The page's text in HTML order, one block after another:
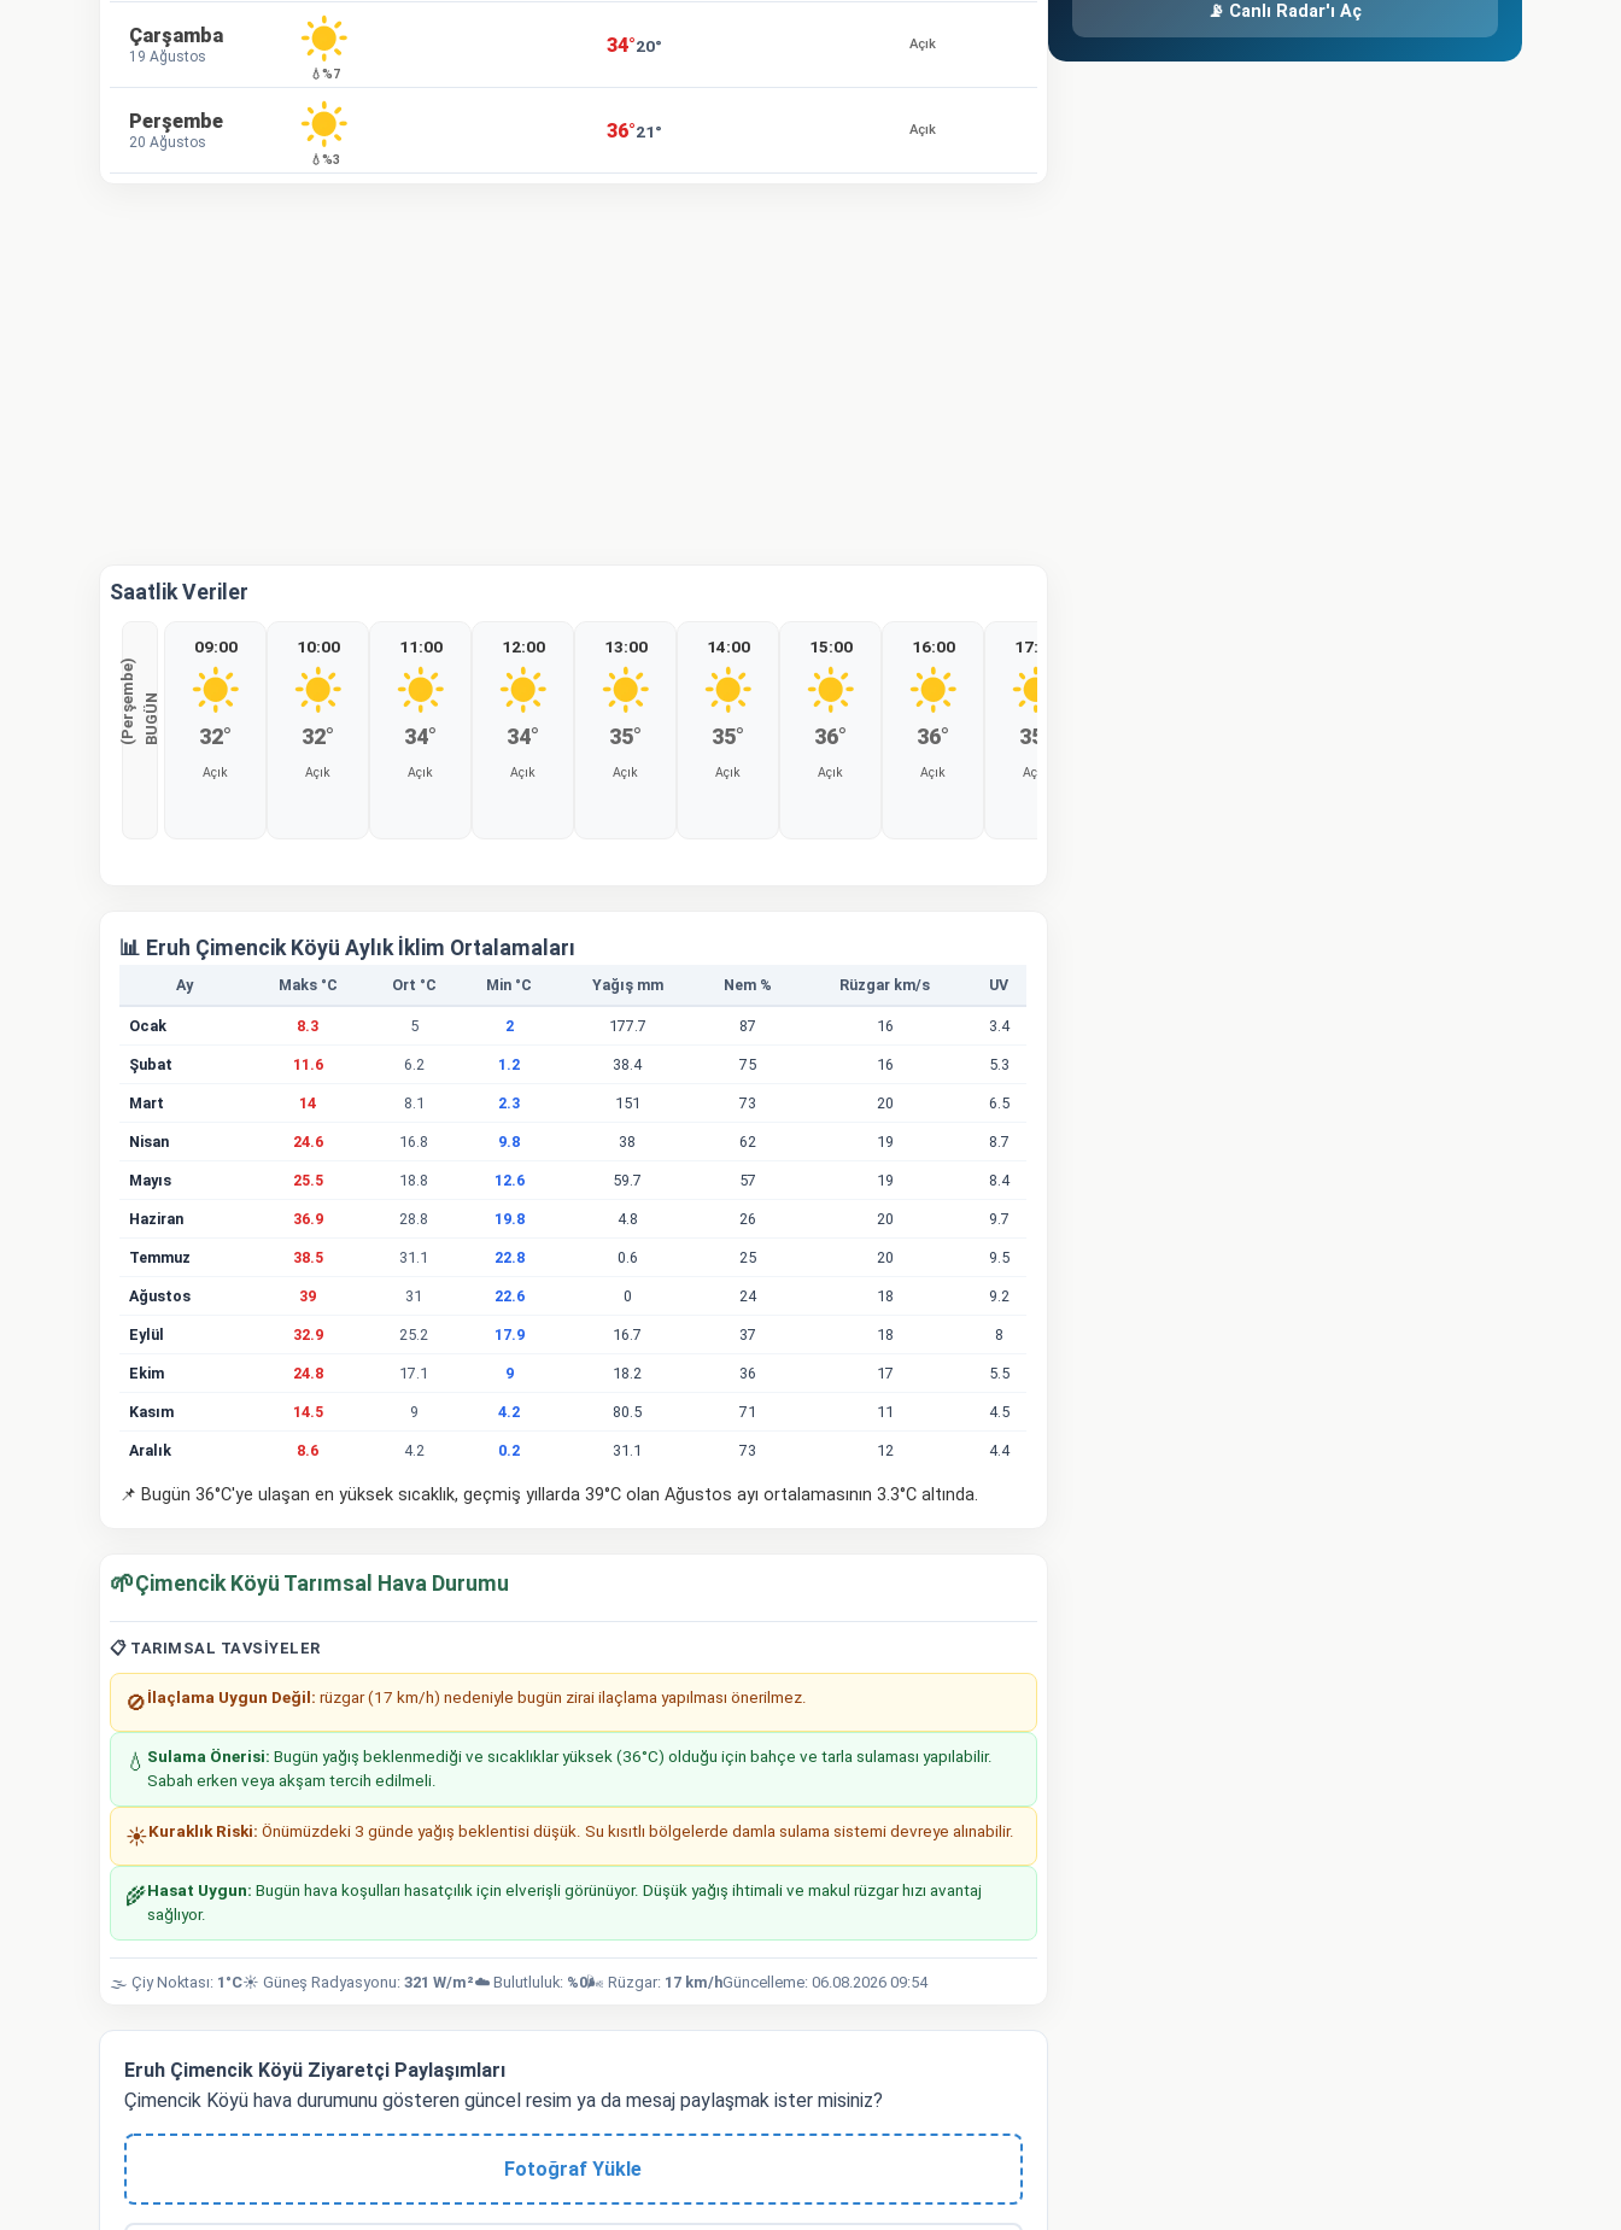
Çarşamba
19 Ağustos
💧%7
34°20° Açık
Perşembe
20 Ağustos
💧%3
36°21° Açık
Saatlik Veriler
B
U
G
Ü
N
(
P
e
r
ş
e
m
b
e
)
09:00
32°
Açık
10:00
32°
Açık
11:00
34°
Açık
12:00
34°
Açık
13:00
35°
Açık
14:00
35°
Açık
15:00
36°
Açık
16:00
36°
Açık
17:00
35°
Açık
📊 Eruh Çimencik Köyü Aylık İklim Ortalamaları
Ay Maks °C Ort °C Min °C Yağış mm Nem % Rüzgar km/s UV
Ocak 8.3 5 2 177.7 87 16 3.4
Şubat 11.6 6.2 1.2 38.4 75 16 5.3
Mart 14 8.1 2.3 151 73 20 6.5
Nisan 24.6 16.8 9.8 38 62 19 8.7
Mayıs 25.5 18.8 12.6 59.7 57 19 8.4
Haziran 36.9 28.8 19.8 4.8 26 20 9.7
Temmuz 38.5 31.1 22.8 0.6 25 20 9.5
Ağustos 39 31 22.6 0 24 18 9.2
Eylül 32.9 25.2 17.9 16.7 37 18 8
Ekim 24.8 17.1 9 18.2 36 17 5.5
Kasım 14.5 9 4.2 80.5 71 11 4.5
Aralık 8.6 4.2 0.2 31.1 73 12 4.4
📌 Bugün 36°C'ye ulaşan en yüksek sıcaklık, geçmiş yıllarda 39°C olan Ağustos ayı ortalamasının 3.3°C altında.
🌱Çimencik Köyü Tarımsal Hava Durumu
📋 TARIMSAL TAVSIYELER
🚫 İlaçlama Uygun Değil: rüzgar (17 km/h) nedeniyle bugün zirai ilaçlama yapılması önerilmez.
💧 Sulama Önerisi: Bugün yağış beklenmediği ve sıcaklıklar yüksek (36°C) olduğu için bahçe ve tarla sulaması yapılabilir.
Sabah erken veya akşam tercih edilmeli.
☀️Kuraklık Riski: Önümüzdeki 3 günde yağış beklentisi düşük. Su kısıtlı bölgelerde damla sulama sistemi devreye alınabilir.
🌾Hasat Uygun: Bugün hava koşulları hasatçılık için elverişli görünüyor. Düşük yağış ihtimali ve makul rüzgar hızı avantaj
sağlıyor.
🌫️ Çiy Noktası: 1°C☀️ Güneş Radyasyonu: 321 W/m²☁️ Bulutluluk: %0🌬️ Rüzgar: 17 km/hGüncelleme: 06.08.2026 09:54
Eruh Çimencik Köyü Ziyaretçi Paylaşımları
Çimencik Köyü hava durumunu gösteren güncel resim ya da mesaj paylaşmak ister misiniz?
Fotoğraf Yükle
📡 Canlı Radar'ı Aç